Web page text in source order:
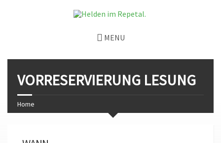
MENU
VORRESERVIERUNG LESUNG
Home